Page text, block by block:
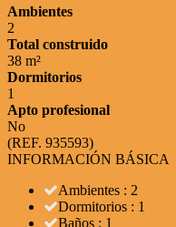
Ambientes
2
Total construido
38 m²
Dormitorios
1
Apto profesional
No
(REF. 935593)
INFORMACIÓN BÁSICA
Ambientes : 2
Dormitorios : 1
Baños : 1